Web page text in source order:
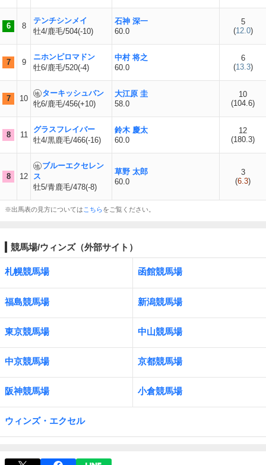
6 8
テンチシンメイ
牡4/鹿毛/504(-10)
石神 深一
60.0
5
(12.0)
7 9
ニホンピロマドン
牡6/鹿毛/520(-4)
中村 将之
60.0
6
(13.3)
7 10
ターキッシュバン
牝6/鹿毛/456(+10)
大江原 圭
58.0
10
(104.6)
8 11
グラスフレイバー
牡4/黒鹿毛/466(-16)
鈴木 慶太
60.0
12
(180.3)
8 12
ブルーエクセレン
ス
牡5/青鹿毛/478(-8)
草野 太郎
60.0
3
(6.3)
※出馬表の見方については こちらをご覧ください。
競馬場/ウィンズ（外部サイト）
札幌競馬場 函館競馬場
福島競馬場 新潟競馬場
東京競馬場 中山競馬場
中京競馬場 京都競馬場
阪神競馬場 小倉競馬場
ウィンズ・エクセル